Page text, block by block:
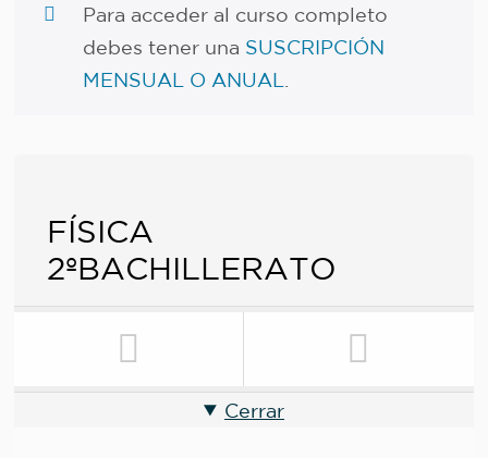
Para acceder al curso completo
debes tener una SUSCRIPCIÓN
MENSUAL O ANUAL
FÍSICA
2ºBACHILLERATO
Cerrar